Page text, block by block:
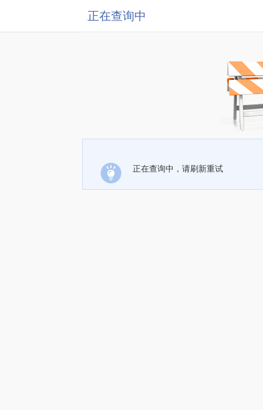
正在查询中
正在查询中，请刷新重试